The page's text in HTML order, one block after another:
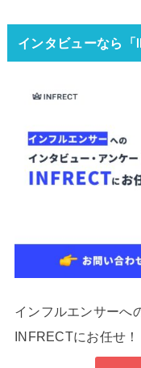
インタビューなら「
インフルエンサーへ
INFRECTにお任せ！